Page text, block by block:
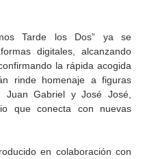
Tarde los Dos” ya se
digitales, alcanzando
la rápida acogida
rinde homenaje a figuras
Juan Gabriel y José José,
que conecta con nuevas
en colaboración con